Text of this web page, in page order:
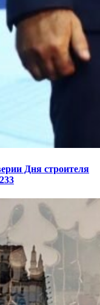
Дня строителя